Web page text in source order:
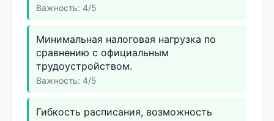
Важность: 4/5
Минимальная налоговая нагрузка по
сравнению с официальным
трудоустройством.
Важность: 4/5
Гибкость расписания, возможность